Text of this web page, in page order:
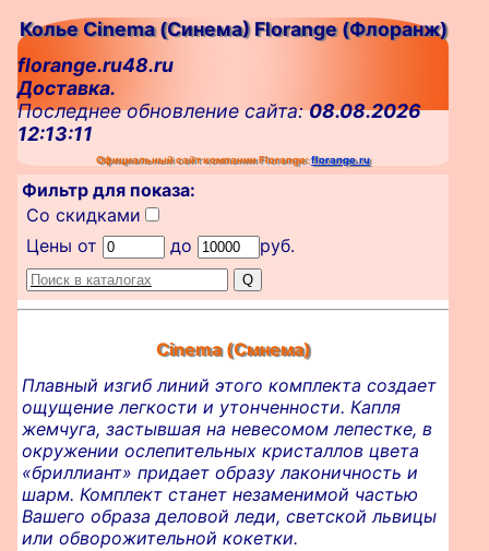
Колье Cinema (Синема) Florange (Флоранж)
florange.ru48.ru
Доставка.
Последнее обновление сайта:08.08.2026
12:13:11
Официальный сайт компании Florange:florange.ru
Фильтр для показа:
Со скидками
Цены от
до руб.
Cinema (Смнема)
Плавный изгиб линий этого комплекта создает
ощущение легкости и утонченности. Капля
жемчуга, застывшая на невесомом лепестке, в
окружении ослепительных кристаллов цвета
«бриллиант» придает образу лаконичность и
шарм. Комплект станет незаменимой частью
Вашего образа деловой леди, светской львицы
или обворожительной кокетки.